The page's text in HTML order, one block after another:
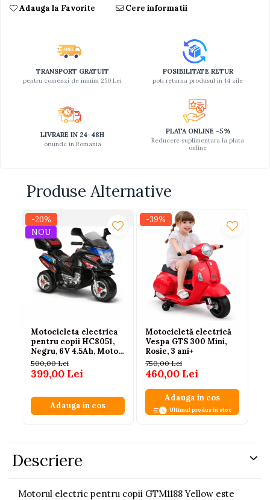
Muzica si instrumente
Proiectoare
Set Avioane si submarine
Seturi de doctor
Seturi de rufe
Trenuri cu sine
Adauga la Favorite Cere informatii
TRANSPORT GRATUIT
pentru comenzi de minim 250 Lei
POSIBILITATE RETUR
poti returna produsul in 14 zile
LIVRARE IN 24-48H
oriunde in Romania
PLATA ONLINE -5%
Reducere suplimentara la plata
online
Produse Alternative
-20%
NOU
Motocicleta electrica
pentru copii HC8051,
Negru, 6V 4.5Ah, Motor
18W, Faruri LED,
Compartiment
depozitare, Mers
3+ ani , Certificare CE
500,00 Lei
399,00 Lei
Adauga in cos
-39%
Motocicletă electrică
Vespa GTS 300 Mini,
Rosie, 3 ani+
750,00 Lei
460,00 Lei
Adauga in cos
Ultimul produs in stoc
Descriere
Motorul electric pentru copii GTM1188 Yellow este